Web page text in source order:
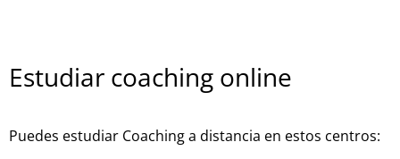
Estudiar coaching online
Puedes estudiar Coaching a distancia en estos centros: